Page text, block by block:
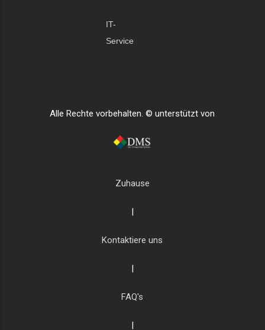
IT-
Service
Alle Rechte vorbehalten. © unterstützt von
Zuhause
|
Kontaktiere uns
|
FAQ's
|